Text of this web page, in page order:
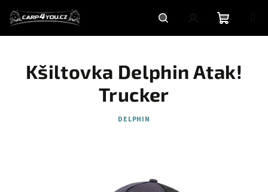
obsah
HledatPřihlášeníNákupní
košík
Kšiltovka Delphin Atak!
Trucker
DELPHIN